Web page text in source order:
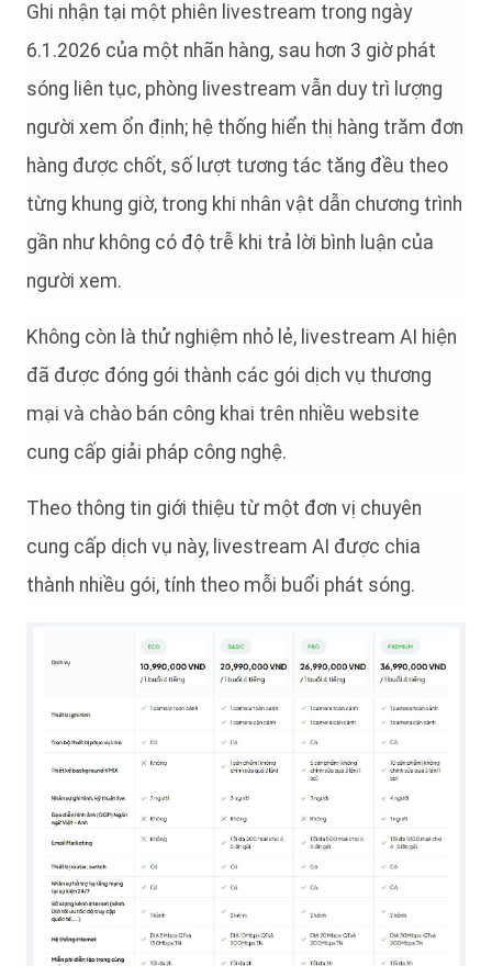
Ghi nhận tại một phiên livestream trong ngày
6.1.2026 của một nhãn hàng, sau hơn 3 giờ phát
sóng liên tục, phòng livestream vẫn duy trì lượng
người xem ổn định; hệ thống hiển thị hàng trăm đơn
hàng được chốt, số lượt tương tác tăng đều theo
từng khung giờ, trong khi nhân vật dẫn chương trình
gần như không có độ trễ khi trả lời bình luận của
người xem.
Không còn là thử nghiệm nhỏ lẻ, livestream AI hiện
đã được đóng gói thành các gói dịch vụ thương
mại và chào bán công khai trên nhiều website
cung cấp giải pháp công nghệ.
Theo thông tin giới thiệu từ một đơn vị chuyên
cung cấp dịch vụ này, livestream AI được chia
thành nhiều gói, tính theo mỗi buổi phát sóng.